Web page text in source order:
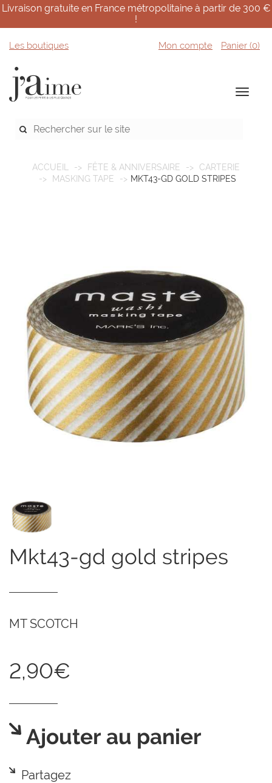
Livraison gratuite en France métropolitaine à partir de 300 €
!
Les boutiques Mon compte Panier (0)
ACCUEIL FÊTE & ANNIVERSAIRE
CARTERIE
MASKING TAPE
MKT43-GD GOLD STRIPES
mkt43-gd gold stripes
MT SCOTCH
2,90€
Ajouter au panier
Partagez